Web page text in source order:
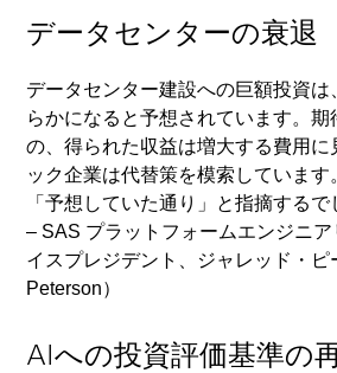
データセンターの衰退
データセンター建設への巨額投資は
らかになると予想されています。
の、得られた収益は増大する費用に
ック企業は代替策を模索しています
「予想していた通り」と指摘するで
– SAS プラットフォームエンジニ
イスプレジデント、ジャレッド・ピ
Peterson）
AIへの投資評価基準の